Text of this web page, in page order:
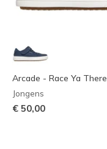
Arcade - Race Ya There
Jongens
€ 50,00